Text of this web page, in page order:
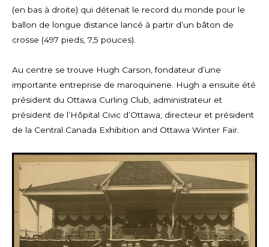
(en bas à droite) qui détenait le record du monde pour le
ballon de longue distance lancé à partir d’un bâton de
crosse (497 pieds, 7,5 pouces).
Au centre se trouve Hugh Carson, fondateur d’une
importante entreprise de maroquinerie. Hugh a ensuite été
président du Ottawa Curling Club, administrateur et
président de l’Hôpital Civic d’Ottawa, directeur et président
de la Central Canada Exhibition and Ottawa Winter Fair.